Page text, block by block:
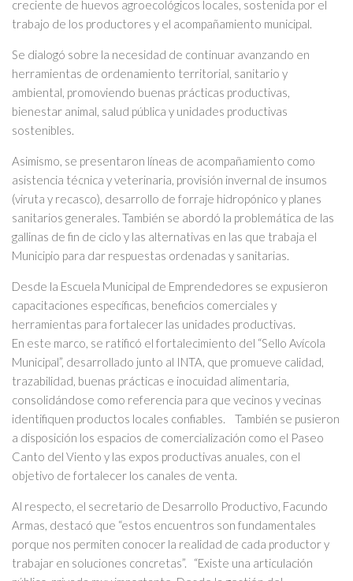
creciente de huevos agroecológicos locales, sostenida por el
trabajo de los productores y el acompañamiento municipal.
Se dialogó sobre la necesidad de continuar avanzando en
herramientas de ordenamiento territorial, sanitario y
ambiental, promoviendo buenas prácticas productivas,
bienestar animal, salud pública y unidades productivas
sostenibles.
Asimismo, se presentaron líneas de acompañamiento como
asistencia técnica y veterinaria, provisión invernal de insumos
(viruta y recasco), desarrollo de forraje hidropónico y planes
sanitarios generales. También se abordó la problemática de las
gallinas de fin de ciclo y las alternativas en las que trabaja el
Municipio para dar respuestas ordenadas y sanitarias.
Desde la Escuela Municipal de Emprendedores se expusieron
capacitaciones específicas, beneficios comerciales y
herramientas para fortalecer las unidades productivas.
En este marco, se ratificó el fortalecimiento del “Sello Avícola
Municipal”, desarrollado junto al INTA, que promueve calidad,
trazabilidad, buenas prácticas e inocuidad alimentaria,
consolidándose como referencia para que vecinos y vecinas
identifiquen productos locales confiables. También se pusieron
a disposición los espacios de comercialización como el Paseo
Canto del Viento y las expos productivas anuales, con el
objetivo de fortalecer los canales de venta.
Al respecto, el secretario de Desarrollo Productivo, Facundo
Armas, destacó que “estos encuentros son fundamentales
porque nos permiten conocer la realidad de cada productor y
trabajar en soluciones concretas”. “Existe una articulación